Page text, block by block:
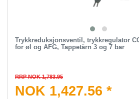
Trykkreduksjonsventil, trykkregulator
for øl og AFG, Tappetårn 3 og 7 bar
RRP NOK 1,783.95
NOK 1,427.56 *